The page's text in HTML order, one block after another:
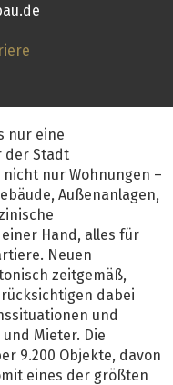
nur eine
der Stadt
nicht nur Wohnungen –
Außenanlagen,
Hand, alles für
Neuen
zeitgemäß,
dabei
und
Mieter. Die
9.200 Objekte, davon
eines der größten